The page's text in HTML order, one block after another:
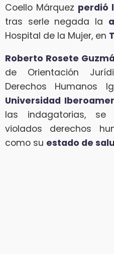
Coello Márquez perdió
tras serle negada la
Hospital de la Mujer, en
Roberto Rosete
de Orientación
Derechos Humanos
Universidad
las indagatorias, se
violados derechos
como su estado de